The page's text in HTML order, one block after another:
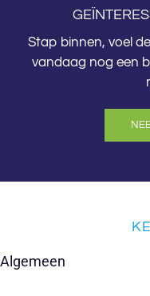
Stap binnen, voel
vandaag nog een
Algemeen